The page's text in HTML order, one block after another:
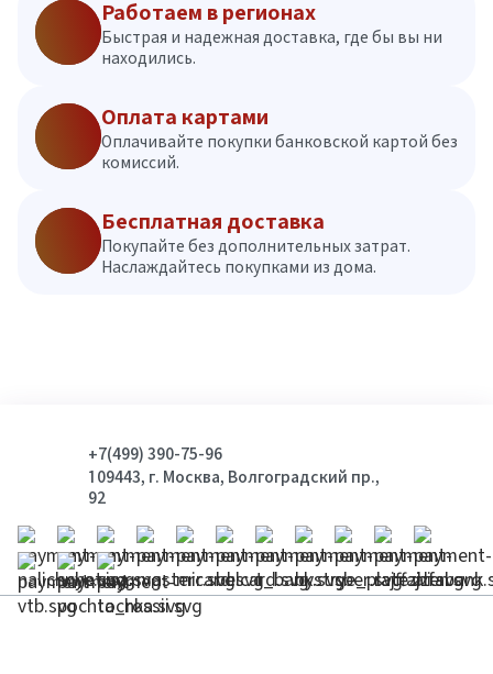
Работаем в регионах
Быстрая и надежная доставка, где бы вы ни
находились.
Оплата картами
Оплачивайте покупки банковской картой без
комиссий.
Бесплатная доставка
Покупайте без дополнительных затрат.
Наслаждайтесь покупками из дома.
+7(499) 390-75-96
109443, г. Москва, Волгоградский пр.,
92